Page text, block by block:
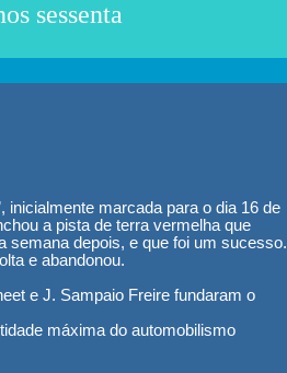
sessenta
inicialmente marcada para o dia 16 de
a pista de terra vermelha que
semana depois, e que foi um sucesso.
e abandonou.
e J. Sampaio Freire fundaram o
máxima do automobilismo